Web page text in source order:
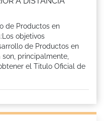
de Productos en
objetivos
de Productos en
principalmente,
el Titulo Oficial de